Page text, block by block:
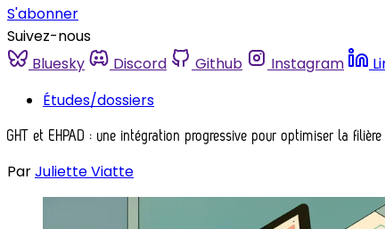
S'abonner
Suivez-nous
Bluesky
Discord Github Instagram
Études/dossiers
GHT et EHPAD : une intégration progressive pour optimiser la filière
ParJuliette Viatte